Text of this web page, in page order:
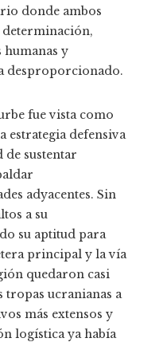
donde ambos
y
desproporcionado.
fue vista como
estrategia defensiva
de sustentar
adyacentes. Sin
a su
su aptitud para
principal y la vía
quedaron casi
ucranianas a
más extensos y
logística ya había